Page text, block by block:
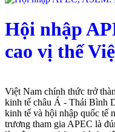
Hội nhập
cao vị thế
Việt Nam chính thức trở
kinh tế châu Á - Thái Bình
kinh tế và hội nhập quốc tế
trương tham gia APEC là